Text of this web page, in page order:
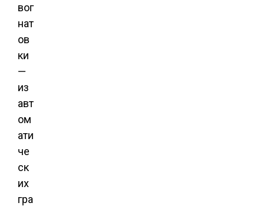
вог
нат
ов
ки
—
из
авт
ом
ати
че
ск
их
гра